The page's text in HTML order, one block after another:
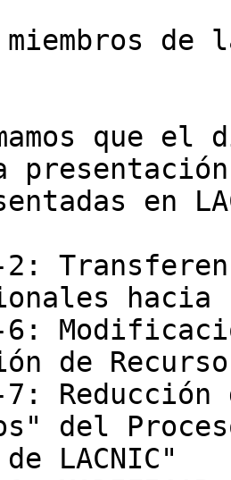
miembros
que el
en
2:
hacia
6:
de
7:
del
LACNIC"